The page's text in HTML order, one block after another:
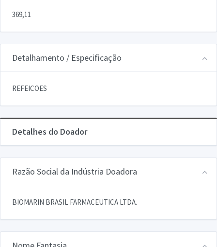
369,11
Detalhamento / Especificação
REFEICOES
Detalhes do Doador
Razão Social da Indústria Doadora
BIOMARIN BRASIL FARMACEUTICA LTDA.